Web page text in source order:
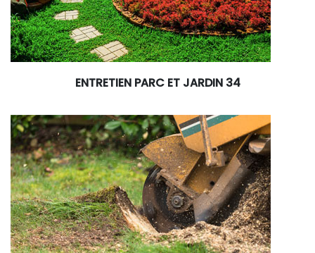
ENTRETIEN PARC ET JARDIN 34